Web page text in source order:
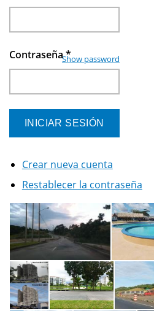
Contraseña*
Show password
Crear nueva cuenta
Restablecer la contraseña